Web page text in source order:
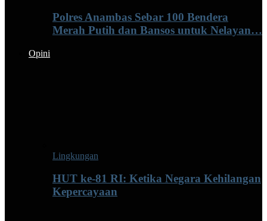
Polres Anambas Sebar 100 Bendera
Merah Putih dan Bansos untuk Nelayan…
Opini
Lingkungan
HUT ke-81 RI: Ketika Negara Kehilangan
Kepercayaan